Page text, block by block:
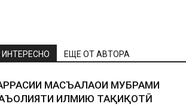
ЕЩЕ ОТ АВТОРА
МАСЪАЛАҲОИ МУБРАМИ
ИЛМИЮ ТАҲҚИҚОТӢ